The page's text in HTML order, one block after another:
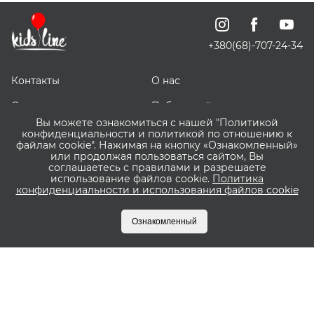
Большой капюшон для эффективной защиты от
солнца, с фильтром УФ и дополнительной
вентиляцией
Прозрачная сетка также позволяет вашему
ребенку исследовать мир
Закрытый капюшон обеспечивает отличную
+380(68)-707-24-34
Контакты
О нас
Отзывы о нас
Публичный договор
СКИДОЧКИ
Доставка, оплата и
возврат
Оптовым покупателям
Сервис ВИШЛИСТ ВАУ
Что такое Пакунок
Бонусная программа
Kidsline
Приватбанк и Monobank
Вы можете ознакомиться с нашей "Политикой
конфиденциальности и политикой по отношению к
файлам cookie". Нажимая на кнопку «Ознакомленный»
или продолжая пользоваться сайтом, Вы
соглашаетесь с правилами и разрешаете
использование файлов cookie. Политика
конфиденциальности и использования файлов cookie
Ознакомленный